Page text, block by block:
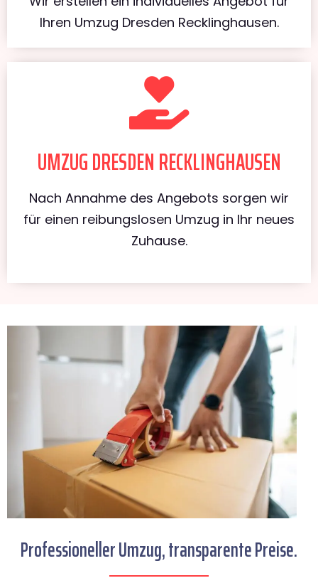
Ihren Umzug Dresden Recklinghausen.
UMZUG DRESDEN RECKLINGHAUSEN
Nach Annahme des Angebots sorgen wir
für einen reibungslosen Umzug in Ihr neues
Zuhause.
Professioneller Umzug, transparente Preise.